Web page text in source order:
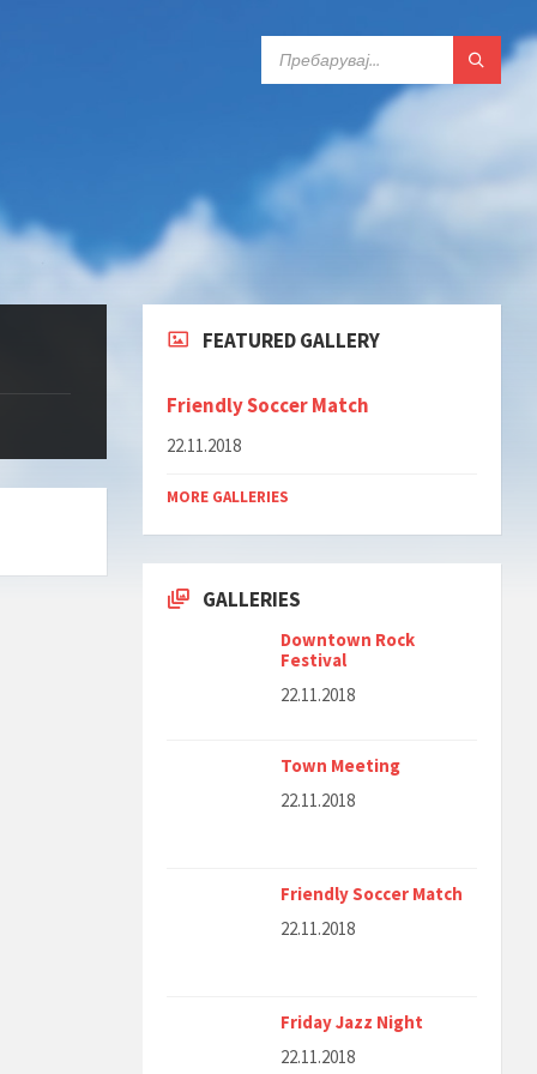
FEATURED GALLERY
Friendly Soccer Match
22.11.2018
MORE GALLERIES
GALLERIES
Downtown Rock
Festival
22.11.2018
Town Meeting
22.11.2018
Friendly Soccer Match
22.11.2018
Friday Jazz Night
22.11.2018